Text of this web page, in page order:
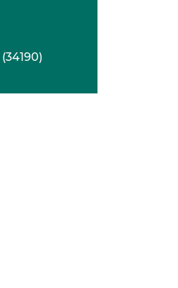
(34190)